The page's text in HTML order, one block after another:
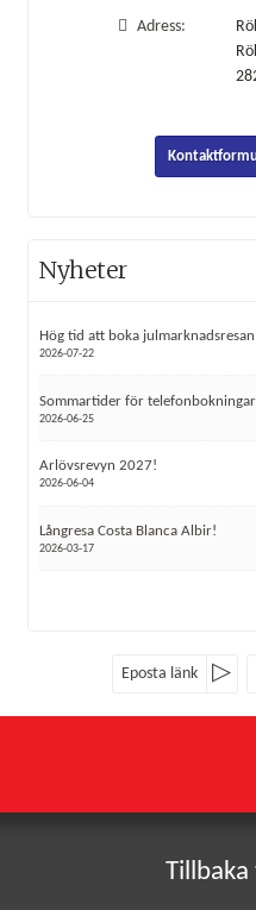
Adress:
Nyheter
Hög tid att boka
2026-07-22
Sommartider för telefonbokningar
2026-06-25
Arlövsrevyn 2027!
2026-06-04
Långresa Costa Blanca Albir!
2026-03-17
Eposta länk
Jag samtycker till
Telefon